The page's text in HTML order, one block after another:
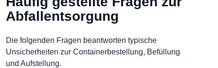
Abfallentsorgung
Die folgenden Fragen beantworten typische
Unsicherheiten zur Containerbestellung, Befüllung
und Aufstellung.